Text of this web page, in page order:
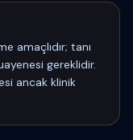
amaçlıdır; tanı
gereklidir.
ancak klinik